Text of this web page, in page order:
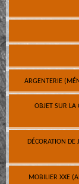
ARGENTERIE
OBJET SUR LA
DÉCORATION DE
MOBILIER XXE